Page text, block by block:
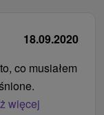
18.09.2020
co musiałem
więcej